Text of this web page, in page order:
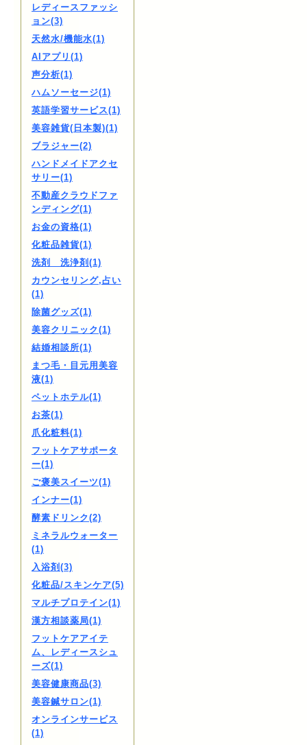
レディースファッシ
ョン(3)
天然水/機能水(1)
AIアプリ(1)
声分析(1)
ハムソーセージ(1)
英語学習サービス(1)
美容雑貨(日本製)(1)
ブラジャー(2)
ハンドメイドアクセ
サリー(1)
不動産クラウドファ
ンディング(1)
お金の資格(1)
化粧品雑貨(1)
洗剤 洗浄剤(1)
カウンセリング,占い
(1)
除菌グッズ(1)
美容クリニック(1)
結婚相談所(1)
まつ毛・目元用美容
液(1)
ペットホテル(1)
お茶(1)
爪化粧料(1)
フットケアサポータ
ー(1)
ご褒美スイーツ(1)
インナー(1)
酵素ドリンク(2)
ミネラルウォーター
(1)
入浴剤(3)
化粧品/スキンケア(5)
マルチプロテイン(1)
漢方相談薬局(1)
フットケアアイテ
ム、レディースシュ
ーズ(1)
美容健康商品(3)
美容鍼サロン(1)
オンラインサービス
(1)